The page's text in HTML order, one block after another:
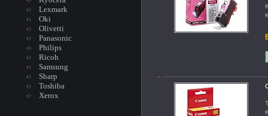
Lexmark
Oki
Olivetti
Panasonic
Philips
Ricoh
Samsung
Sharp
Toshiba
Xerox